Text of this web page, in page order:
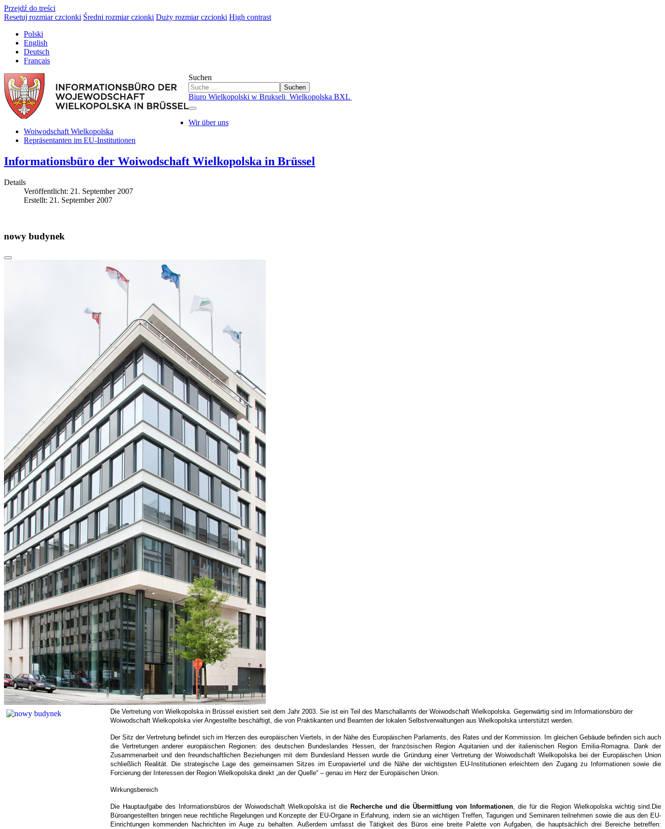
Przejdź do treści
Resetuj rozmiar czcionki Średni rozmiar czionki Duży rozmiar czcionki High contrast
Polski
English
Deutsch
Français
Suchen
Suchen
Biuro Wielkopolski w Brukseli Wielkopolska BXL
Wir über uns
Woiwodschaft Wielkopolska
Repräsentanten im EU-Institutionen
Informationsbüro der Woiwodschaft Wielkopolska in Brüssel
Details
Veröffentlicht: 21. September 2007
Erstellt: 21. September 2007
nowy budynek
Die Vertretung von Wielkopolska in Brüssel existiert seit dem Jahr 2003. Sie ist ein Teil des Marschallamts der Woiwodschaft Wielkopolska. Gegenwärtig sind im Informationsbüro der
Woiwodschaft Wielkopolska vier Angestellte beschäftigt, die von Praktikanten und Beamten der lokalen Selbstverwaltungen aus Wielkopolska unterstützt werden.
Der Sitz der Vertretung befindet sich im Herzen des europäischen Viertels, in der Nähe des Europäischen Parlaments, des Rates und der Kommission. Im gleichen Gebäude befinden sich auch
die Vertretungen anderer europäischen Regionen: des deutschen Bundeslandes Hessen, der französischen Region Aquitanien und der italienischen Region Emilia-Romagna. Dank der
Zusammenarbeit und den freundschaftlichen Beziehungen mit dem Bundesland Hessen wurde die Gründung einer Vertretung der Woiwodschaft Wielkopolska bei der Europäischen Union
schließlich Realität. Die strategische Lage des gemeinsamen Sitzes im Europaviertel und die Nähe der wichtigsten EU-Institutionen erleichtern den Zugang zu Informationen sowie die
Forcierung der Interessen der Region Wielkopolska direkt „an der Quelle“ – genau im Herz der Europäischen Union.
Wirkungsbereich
Die Hauptaufgabe des Informationsbüros der Woiwodschaft Wielkopolska ist die Recherche und die Übermittlung von Informationen, die für die Region Wielkopolska wichtig sind.Die
Büroangestellten bringen neue rechtliche Regelungen und Konzepte der EU-Organe in Erfahrung, indem sie an wichtigen Treffen, Tagungen und Seminaren teilnehmen sowie die aus den EU-
Einrichtungen kommenden Nachrichten im Auge zu behalten. Außerdem umfasst die Tätigkeit des Büros eine breite Palette von Aufgaben, die hauptsächlich drei Bereiche betreffen: